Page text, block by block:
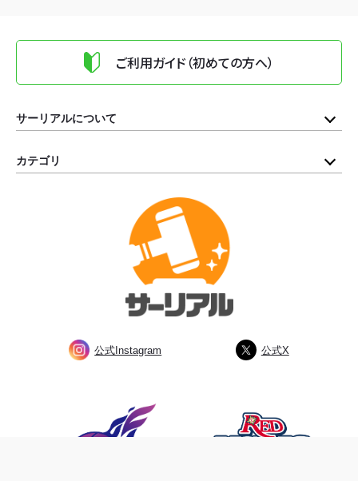
公式Instagram 公式X
ご利用ガイド（初めての方へ）
サーリアルについて
カテゴリ